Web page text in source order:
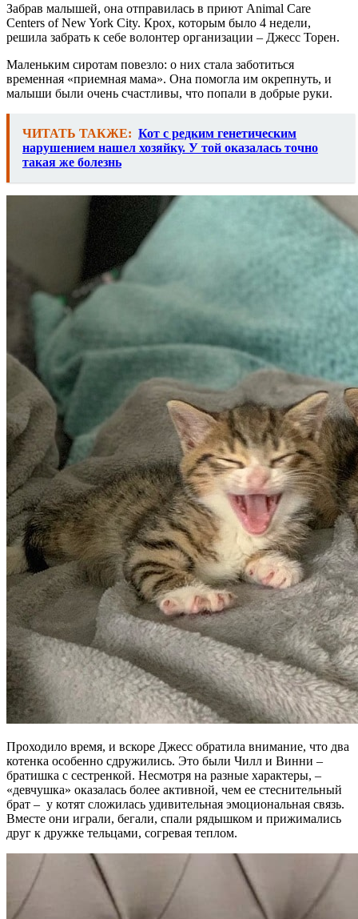
Забрав малышей, она отправилась в приют Animal Care
Centers of New York City. Крох, которым было 4 недели,
решила забрать к себе волонтер организации – Джесс Торен.
Маленьким сиротам повезло: о них стала заботиться
временная «приемная мама». Она помогла им окрепнуть, и
малыши были очень счастливы, что попали в добрые руки.
ЧИТАТЬ ТАКЖЕ: Кот с редким генетическим
нарушением нашел хозяйку. У той оказалась точно
такая же болезнь
Проходило время, и вскоре Джесс обратила внимание, что два
котенка особенно сдружились. Это были Чилл и Винни –
братишка с сестренкой. Несмотря на разные характеры, –
«девчушка» оказалась более активной, чем ее стеснительный
брат – у котят сложилась удивительная эмоциональная связь.
Вместе они играли, бегали, спали рядышком и прижимались
друг к дружке тельцами, согревая теплом.